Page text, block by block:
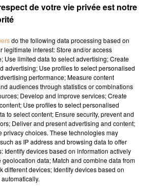
l'Elan Béarnais face à Roanne
de 20h30 au Palais des Sports
/ Vide Grnier de 9h à 17h30 dimanche
Haitz Ondoanwww.en-pays-
de votre vie privée est notre
do the following data processing based on
legitimate interest: Store and/or access
Use limited data to select advertising; Create
advertising; Use profiles to select personalised
performance; Measure content
audiences through statistics or combinations
Develop and improve services; Create
Use profiles to select personalised
to select content; Ensure security, prevent and
Deliver and present advertising and content;
privacy choices. These technologies may
as IP address and browsing data to offer
Identify devices based on information actively
data; Match and combine data from
different devices; Identify devices based on